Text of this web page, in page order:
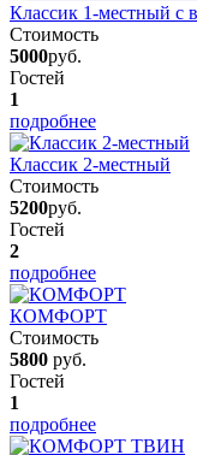
Классик 1-местный с
Стоимость
5000руб.
Гостей
1
подробнее
Классик 2-местный
Стоимость
5200руб.
Гостей
2
подробнее
КОМФОРТ
Стоимость
5800 руб.
Гостей
1
подробнее